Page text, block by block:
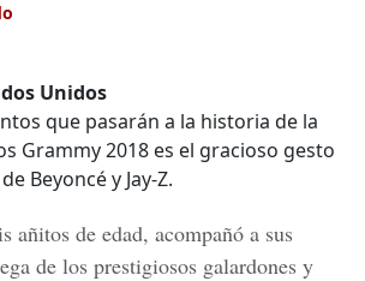
Unidos
que pasarán a la historia de la
Grammy 2018 es el gracioso gesto
Beyoncé y Jay-Z.
añitos de edad, acompañó a sus
de los prestigiosos galardones y